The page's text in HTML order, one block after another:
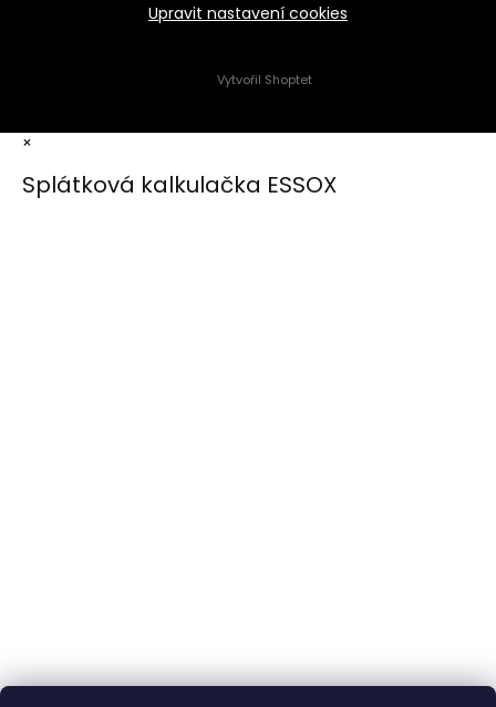
Vytvořil Shoptet
Upravit nastavení cookies
×
Splátková kalkulačka ESSOX